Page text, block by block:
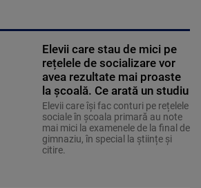
Elevii care stau de mici pe
rețelele de socializare vor
avea rezultate mai proaste
la școală. Ce arată un studiu
Elevii care îşi fac conturi pe rețelele
sociale în școala primară au note
mai mici la examenele de la final de
gimnaziu, în special la științe și
citire.